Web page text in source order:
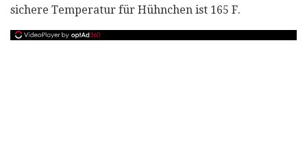
sichere Temperatur für Hühnchen ist 165 F.